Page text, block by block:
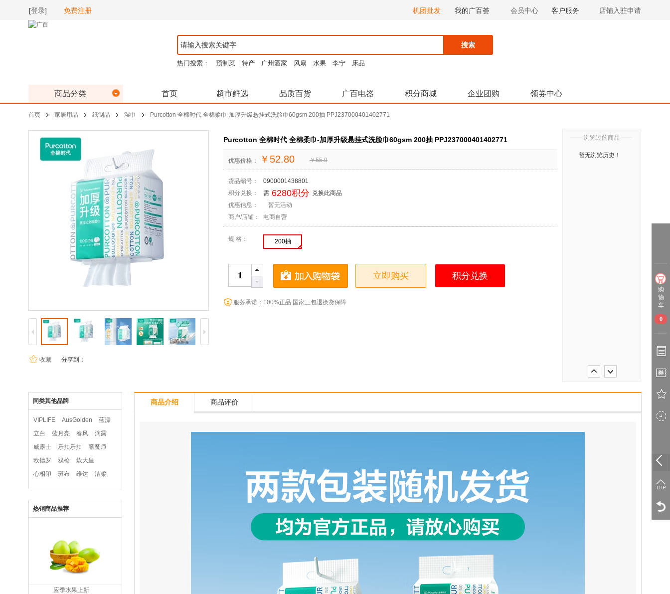
[登录] 免费注册 机团批发 我的广百荟 会员中心 客户服务 店铺入驻申请
搜索
热门搜索： 预制菜 特产 广州酒家 风扇 水果 李宁 床品
商品分类 首页 超市鲜选 品质百货 广百电器 积分商城 企业团购 领券中心
首页 家居用品 纸制品 湿巾 Purcotton 全棉时代 全棉柔巾-加厚升级悬挂式洗脸巾60gsm 200抽 PPJ237000401402771
收藏 分享到：
Purcotton 全棉时代 全棉柔巾-加厚升级悬挂式洗脸巾60gsm 200抽 PPJ237000401402771
优惠价格： ￥ 52.80 ￥55.9
货品编号：
0900001438801
积分兑换：
需 6280积分 兑换此商品
优惠信息：
暂无活动
商户/店铺：
电商自营
规 格： 200抽
立即购买 积分兑换
服务承诺：100%正品 国家三包退换货保障
—— 浏览过的商品 ——
暂无浏览历史！
同类其他品牌
VIPLIFE AusGolden
蓝漂
立白
蓝月亮 春风
滴露
威露士
乐扣乐扣
膳魔师
欧德罗
双枪
炊大皇
心相印
斑布 维达 洁柔
热销商品推荐
应季水果上新
商品介绍 商品评价
购
物
车
0